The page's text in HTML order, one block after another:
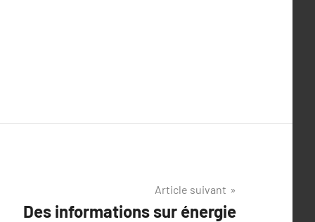
Article suivant
Des informations sur énergie